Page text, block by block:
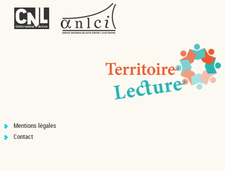
Mentions légales
Contact